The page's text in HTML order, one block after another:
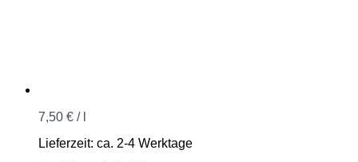
7,50 € /
Lieferzeit: ca. 2-4 Werktage